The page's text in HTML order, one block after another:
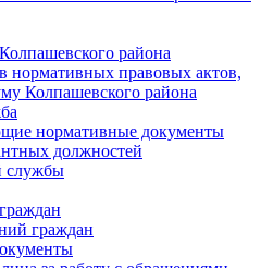
района
нормативных правовых актов,
Колпашевского района
нормативные документы
должностей
службы
граждан